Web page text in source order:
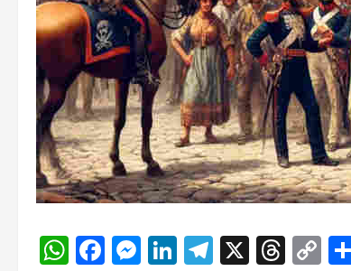
WhatsApp
Facebook
Messenger
LinkedIn
Telegram
X